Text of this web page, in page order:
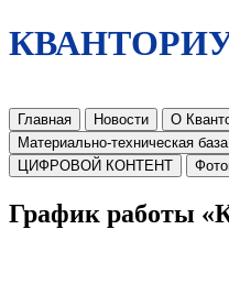
Главная Новости О
Материально-техническая база
ЦИФРОВОЙ КОНТЕНТ
График работы